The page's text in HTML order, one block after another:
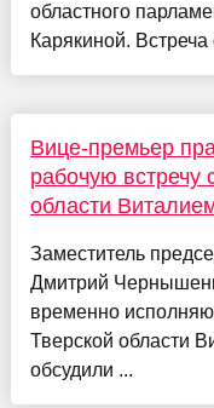
областного
Карякиной. Встреча
Вице-премьер
рабочую встречу
области
Заместитель
Дмитрий
временно
Тверской области
обсудили ...